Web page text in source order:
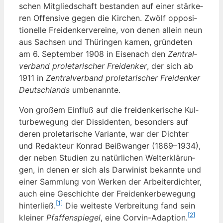
schen Mit­glied­schaft bestan­den auf einer stär­ke­
ren Offen­si­ve gegen die Kir­chen. Zwölf oppo­si­
tio­nel­le Frei­den­ker­ver­ei­ne, von denen allein neun
aus Sach­sen und Thü­rin­gen kamen, grün­de­ten
am 6. Sep­tem­ber 1908 in Eisen­ach den Zen­tral­
ver­band pro­le­ta­ri­scher Frei­den­ker, der sich ab
1911 in Zen­tral­ver­band pro­le­ta­ri­scher Frei­den­ker
Deutsch­lands umbenannte.
Von gro­ßem Ein­fluß auf die frei­den­ke­ri­sche Kul­
tur­be­we­gung der Dis­si­den­ten, beson­ders auf
deren pro­le­ta­ri­sche Vari­an­te, war der Dich­ter
und Redak­teur Kon­rad Beiß­wan­ger (1869–1934),
der neben Stu­di­en zu natür­li­chen Welt­erklä­run­
gen, in denen er sich als Dar­wi­nist bekann­te und
einer Samm­lung von Wer­ken der Arbei­ter­dich­ter,
auch eine Geschich­te der Frei­den­ker­be­we­gung
hin­ter­ließ.[1] Die wei­tes­te Ver­brei­tung fand sein
klei­ner Pfaf­fen­spie­gel, eine Cor­vin-Adap­ti­on.[2]